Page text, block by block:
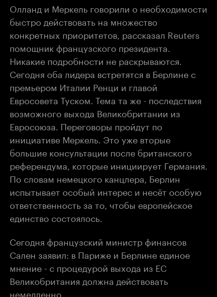
Олланд и Меркель говорили о необходимости
быстро действовать на множество
конкретных приоритетов, рассказал Reuters
помощник французского президента.
Никакие подробности не раскрываются.
Сегодня оба лидера встретятся в Берлине с
премьером Италии Ренци и главой
Евросовета Туском. Тема та же - последствия
возможного выхода Великобритании из
Евросоюза. Переговоры пройдут по
инициативе Меркель. Это уже вторые
большие консультации после британского
референдума, которые инициирует Германия.
По словам немецкого канцлера, Берлин
испытывает особый интерес и несёт особую
ответственность за то, чтобы европейское
единство состоялось.
Сегодня французский министр финансов
Сален заявил: в Париже и Берлине единое
мнение - с процедурой выхода из ЕС
Великобритания должна действовать
немедленно.